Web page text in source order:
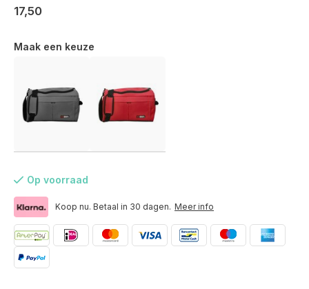
17,50
Maak een keuze
Op voorraad
Koop nu. Betaal in 30 dagen. Meer info